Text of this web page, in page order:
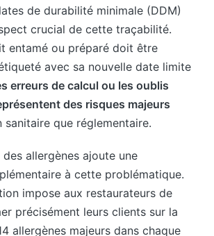
de durabilité minimale (DDM)
crucial de cette traçabilité.
entamé ou préparé doit être
avec sa nouvelle date limite
erreurs de calcul ou les oublis
des risques majeurs
sanitaire que réglementaire.
des allergènes ajoute une
à cette problématique.
impose aux restaurateurs de
précisément leurs clients sur la
allergènes majeurs dans chaque